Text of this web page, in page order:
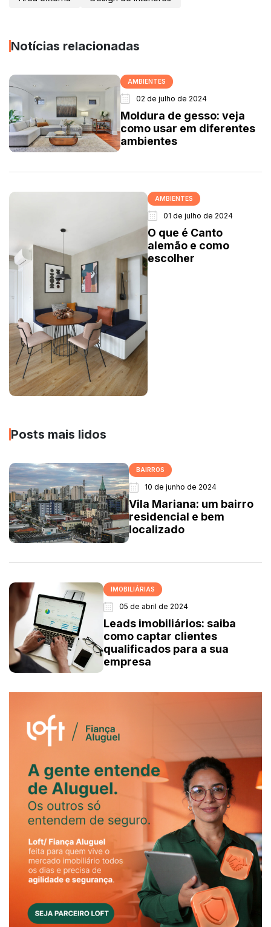
Notícias relacionadas
AMBIENTES
02 de julho de 2024
Moldura de gesso: veja
como usar em diferentes
ambientes
AMBIENTES
01 de julho de 2024
O que é Canto
alemão e como
escolher
Posts mais lidos
BAIRROS
10 de junho de 2024
Vila Mariana: um bairro
residencial e bem
localizado
IMOBILIÁRIAS
05 de abril de 2024
Leads imobiliários: saiba
como captar clientes
qualificados para a sua
empresa